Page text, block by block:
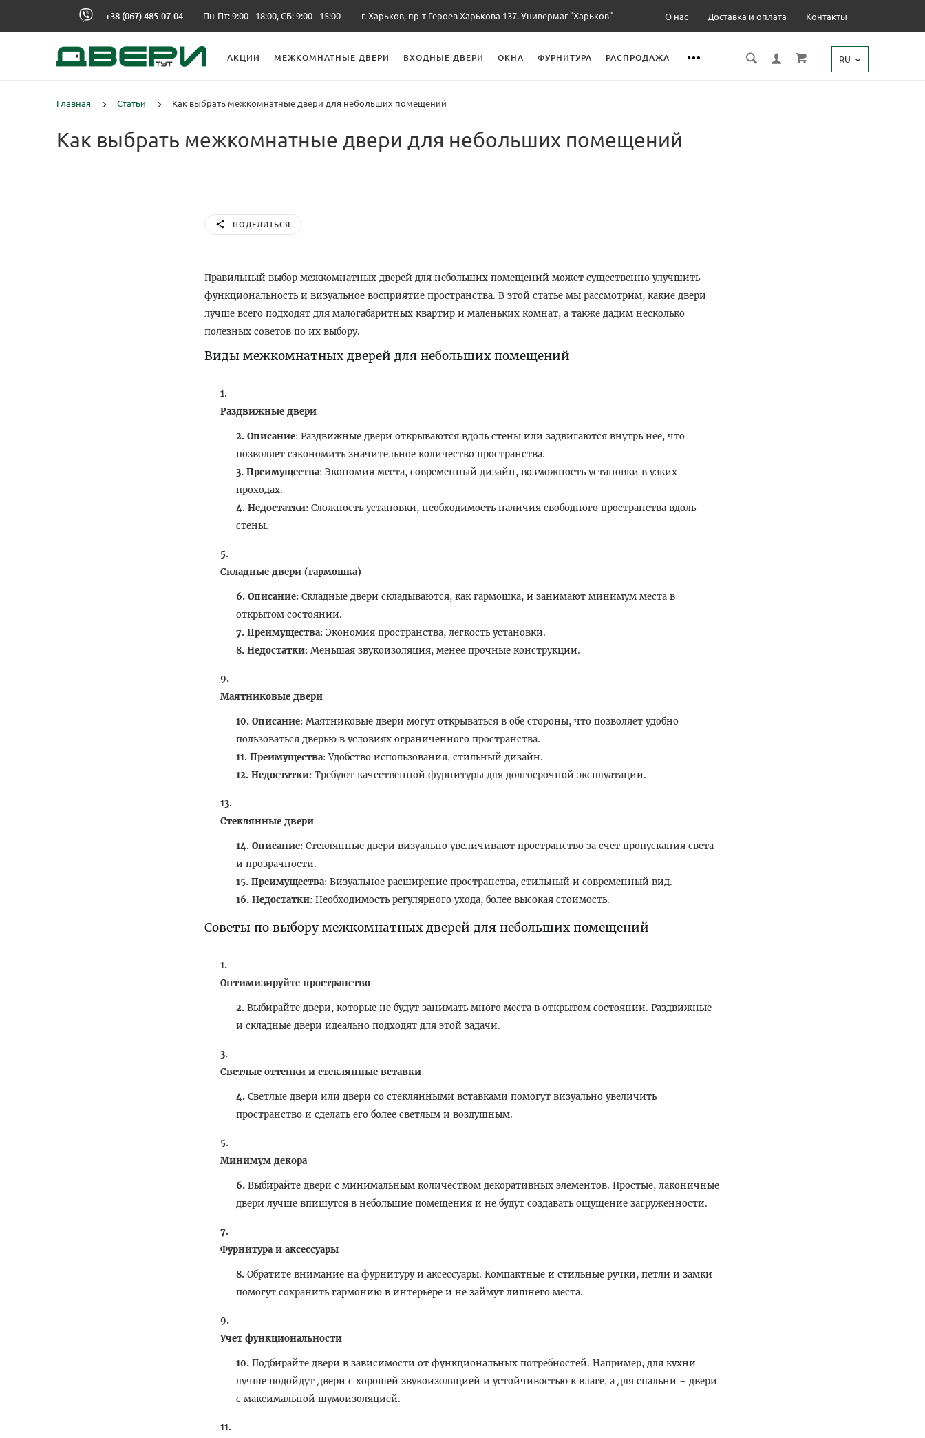
+38 (067) 485-07-04 Пн-Пт: 9:00 - 18:00, СБ: 9:00 - 15:00 г. Харьков, пр-т Героев Харькова 137. Универмаг "Харьков" О нас Доставка и оплата Контакты
АКЦИИ МЕЖКОМНАТНЫЕ ДВЕРИ ВХОДНЫЕ ДВЕРИ ОКНА ФУРНИТУРА РАСПРОДАЖА RU
Главная Статьи Как выбрать межкомнатные двери для небольших помещений
Как выбрать межкомнатные двери для небольших помещений
ПОДЕЛИТЬСЯ
Правильный выбор межкомнатных дверей для небольших помещений может существенно улучшить
функциональность и визуальное восприятие пространства. В этой статье мы рассмотрим, какие двери
лучше всего подходят для малогабаритных квартир и маленьких комнат, а также дадим несколько
полезных советов по их выбору.
Виды межкомнатных дверей для небольших помещений
Раздвижные двери
Описание: Раздвижные двери открываются вдоль стены или задвигаются внутрь нее, что
позволяет сэкономить значительное количество пространства.
Преимущества: Экономия места, современный дизайн, возможность установки в узких
проходах.
Недостатки: Сложность установки, необходимость наличия свободного пространства вдоль
стены.
Складные двери (гармошка)
Описание: Складные двери складываются, как гармошка, и занимают минимум места в
открытом состоянии.
Преимущества: Экономия пространства, легкость установки.
Недостатки: Меньшая звукоизоляция, менее прочные конструкции.
Маятниковые двери
Описание: Маятниковые двери могут открываться в обе стороны, что позволяет удобно
пользоваться дверью в условиях ограниченного пространства.
Преимущества: Удобство использования, стильный дизайн.
Недостатки: Требуют качественной фурнитуры для долгосрочной эксплуатации.
Стеклянные двери
Описание: Стеклянные двери визуально увеличивают пространство за счет пропускания света
и прозрачности.
Преимущества: Визуальное расширение пространства, стильный и современный вид.
Недостатки: Необходимость регулярного ухода, более высокая стоимость.
Советы по выбору межкомнатных дверей для небольших помещений
Оптимизируйте пространство
Выбирайте двери, которые не будут занимать много места в открытом состоянии. Раздвижные
и складные двери идеально подходят для этой задачи.
Светлые оттенки и стеклянные вставки
Светлые двери или двери со стеклянными вставками помогут визуально увеличить
пространство и сделать его более светлым и воздушным.
Минимум декора
Выбирайте двери с минимальным количеством декоративных элементов. Простые, лаконичные
двери лучше впишутся в небольшие помещения и не будут создавать ощущение загруженности.
Фурнитура и аксессуары
Обратите внимание на фурнитуру и аксессуары. Компактные и стильные ручки, петли и замки
помогут сохранить гармонию в интерьере и не займут лишнего места.
Учет функциональности
Подбирайте двери в зависимости от функциональных потребностей. Например, для кухни
лучше подойдут двери с хорошей звукоизоляцией и устойчивостью к влаге, а для спальни – двери
с максимальной шумоизоляцией.